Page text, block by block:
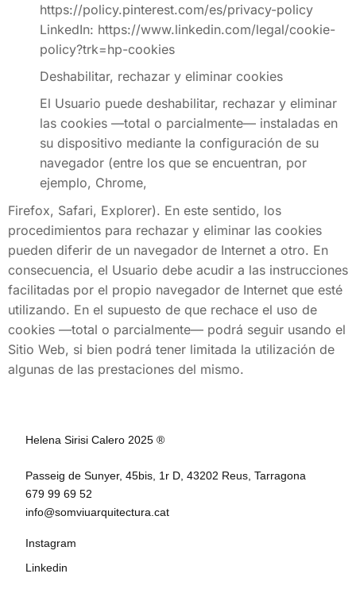
https://policy.pinterest.com/es/privacy-policy
LinkedIn: https://www.linkedin.com/legal/cookie-
policy?trk=hp-cookies
Deshabilitar, rechazar y eliminar cookies
El Usuario puede deshabilitar, rechazar y eliminar
las cookies —total o parcialmente— instaladas en
su dispositivo mediante la configuración de su
navegador (entre los que se encuentran, por
ejemplo, Chrome,
Firefox, Safari, Explorer). En este sentido, los
procedimientos para rechazar y eliminar las cookies
pueden diferir de un navegador de Internet a otro. En
consecuencia, el Usuario debe acudir a las instrucciones
facilitadas por el propio navegador de Internet que esté
utilizando. En el supuesto de que rechace el uso de
cookies —total o parcialmente— podrá seguir usando el
Sitio Web, si bien podrá tener limitada la utilización de
algunas de las prestaciones del mismo.
Helena Sirisi Calero 2025 ®
Passeig de Sunyer, 45bis, 1r D, 43202 Reus, Tarragona
679 99 69 52
info@somviuarquitectura.cat
Instagram
Linkedin